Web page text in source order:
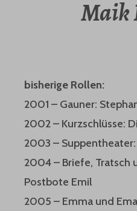
Maik
bisherige Rollen:
2001 – Gauner:
2002 – Kurzschlüsse:
2003 –
2004 – Briefe, Tratsch
Postbote Emil
2005 – Emma und